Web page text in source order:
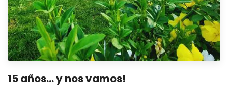
15 años… y nos vamos!